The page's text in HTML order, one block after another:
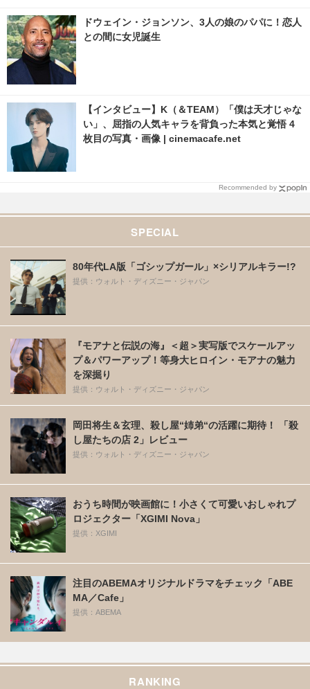
ドウェイン・ジョンソン、3人の娘のパパに！恋人
との間に女児誕生
【インタビュー】K（＆TEAM）「僕は天才じゃな
い」、屈指の人気キャラを背負った本気と覚悟 4
枚目の写真・画像 | cinemacafe.net
Recommended by
SPECIAL
80年代LA版「ゴシップガール」×シリアルキラー!?
提供：ウォルト・ディズニー・ジャパン
『モアナと伝説の海』＜超＞実写版でスケールアッ
プ＆パワーアップ！等身大ヒロイン・モアナの魅力
を深掘り
提供：ウォルト・ディズニー・ジャパン
岡田将生＆玄理、殺し屋“姉弟“の活躍に期待！ 「殺
し屋たちの店 2」レビュー
提供：ウォルト・ディズニー・ジャパン
おうち時間が映画館に！小さくて可愛いおしゃれプ
ロジェクター「XGIMI Nova」
提供：XGIMI
注目のABEMAオリジナルドラマをチェック「ABE
MA／Cafe」
提供：ABEMA
RANKING